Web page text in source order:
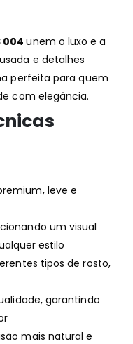
004unem o luxo e a
e detalhes
perfeita para quem
com elegância.
leve e
um visual
estilo
tipos de rosto,
garantindo
mais natural e